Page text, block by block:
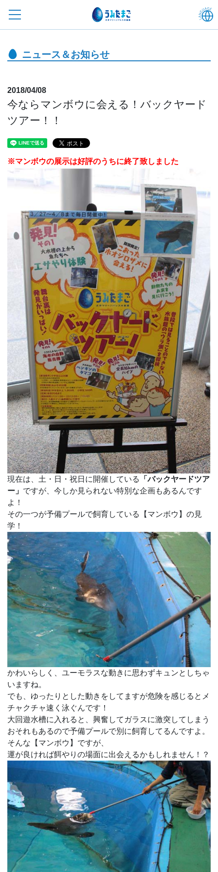
ニュース＆お知らせ
2018/04/08
今ならマンボウに会える！バックヤード
ツアー！！
※マンボウの展示は好評のうちに終了致しました
現在は、土・日・祝日に開催している
「バックヤードツア
ー」 ですが、今しか見られない特別な企画もあるんです
よ！
その一つが予備プールで飼育している【マンボウ】の見
学！
かわいらしく、ユーモラスな動きに思わずキュンとしちゃ
いますね。
でも、ゆったりとした動きをしてますが危険を感じるとメ
チャクチャ速く泳ぐんです！
大回遊水槽に入れると、興奮してガラスに激突してしまう
おそれもあるので予備プールで別に飼育してるんですよ。
そんな【マンボウ】ですが、
運が良ければ餌やりの場面に出会えるかもしれません！？